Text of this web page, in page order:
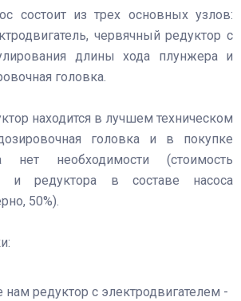
состоит из трех основных узлов:
червячный редуктор с
длины хода плунжера и
головка.
находится в лучшем техническом
головка и в покупке
нет необходимости (стоимость
и редуктора в составе насоса
50%).
нам редуктор с электродвигателем -